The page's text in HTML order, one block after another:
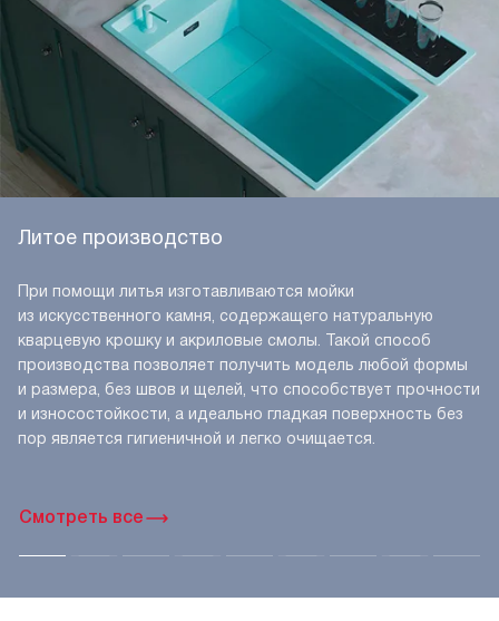
Смотреть все
Литое производство
При помощи литья изготавливаются мойки
из искусственного камня, содержащего натуральную
кварцевую крошку и акриловые смолы. Такой способ
производства позволяет получить модель любой формы
и размера, без швов и щелей, что способствует прочности
и износостойкости, а идеально гладкая поверхность без
пор является гигиеничной и легко очищается.